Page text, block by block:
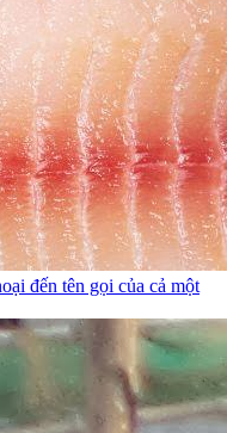
đến tên gọi của cả một